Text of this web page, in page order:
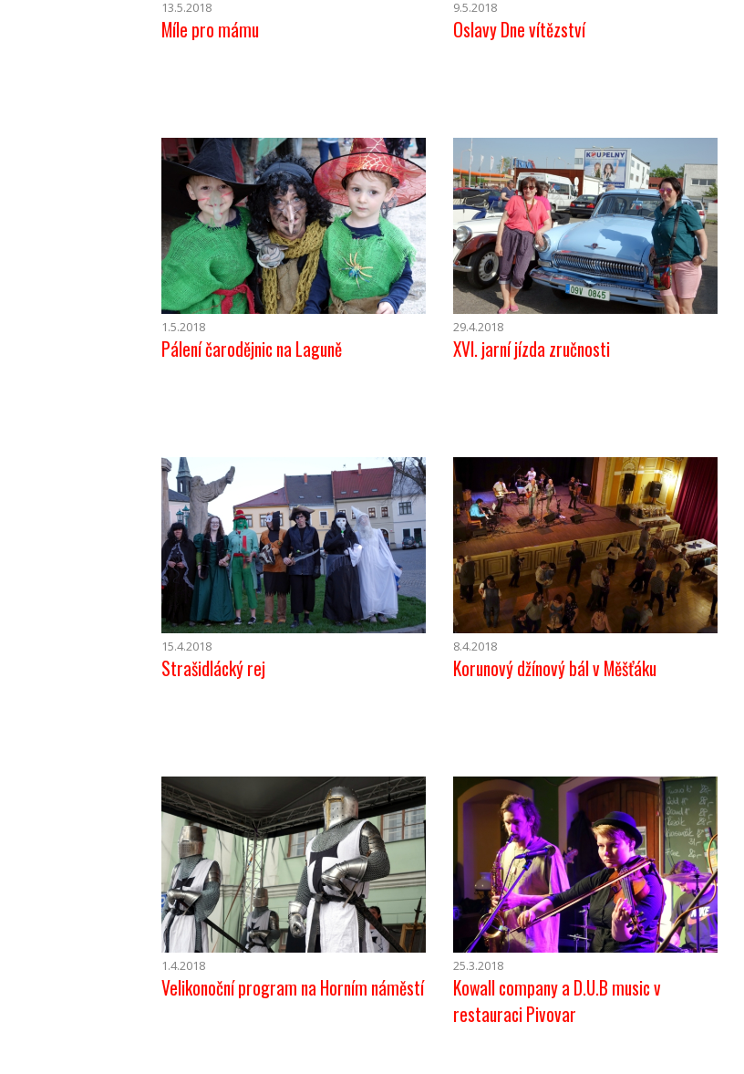
13.5.2018
Míle pro mámu
9.5.2018
Oslavy Dne vítězství
1.5.2018
Pálení čarodějnic na Laguně
29.4.2018
XVI. jarní jízda zručnosti
15.4.2018
Strašidlácký rej
8.4.2018
Korunový džínový bál v Měšťáku
1.4.2018
Velikonoční program na Horním náměstí
25.3.2018
Kowall company a D.U.B music v
restauraci Pivovar